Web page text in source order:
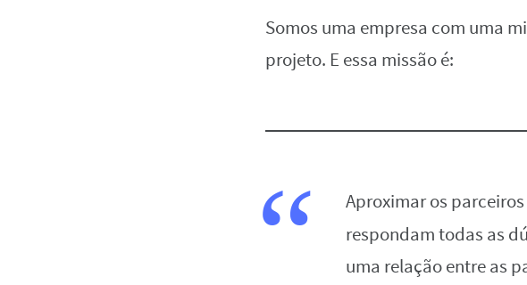
Somos uma empresa com uma
projeto. E essa missão é:
Aproximar os
respondam todas as
uma relação entre as